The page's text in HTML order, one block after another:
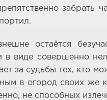
забрать
остаётся
в виде совершенно
за судьбы тех, кто
в огород своих же
не способных